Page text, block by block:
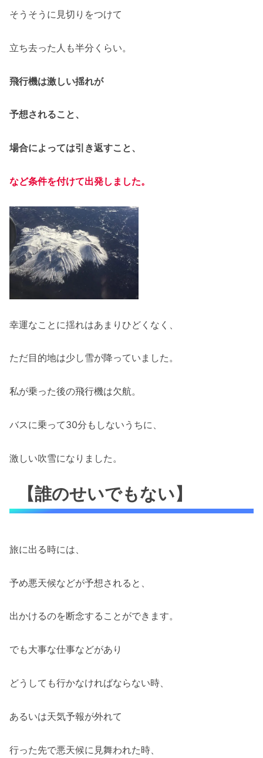
そうそうに見切りをつけて
立ち去った人も半分くらい。
飛行機は激しい揺れが
予想されること、
場合によっては引き返すこと、
など条件を付けて出発し ました。
幸運なことに揺れはあまりひどくなく、
ただ目的地は少し雪が降っていました。
私が乗った後の飛行機は欠航。
バスに乗って30分もしないうちに、
激しい吹雪になりました。
【誰のせいでもない】
旅に出る時には、
予め悪天候などが予想されると、
出かけるのを断念することができます。
でも大事な仕事などがあり
どうしても行かなければならない時、
あるいは天気予報が外れて
行った先で悪天候に見舞われた時、